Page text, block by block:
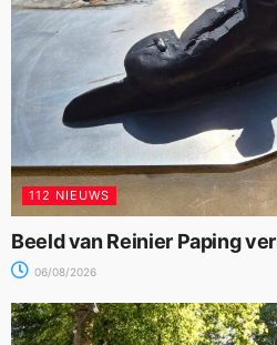
112 NIEUWS
Beeld van Reinier Paping
06/08/2026